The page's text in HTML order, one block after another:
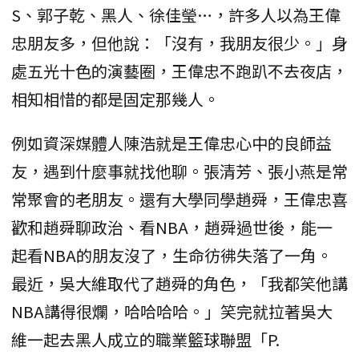
S、郭子乾、黑人、徐佳瑩…，許多人以為王偉
忠朋友多，但他說：「沒有，我朋友很少。」身
處五光十色的演藝圈，王偉忠不跑趴不去夜店，
相知相惜的都是固定那幾人。
例如資深媒體人陳浩就是王偉忠心中的良師益
友，遇到什麼事就找他聊。張清芳、張小燕是常
常聚會的老朋友。還有大學同學趙舜，王偉忠喜
歡和趙舜聊政治、看NBA，趙舜過世後，能一
起看NBA的朋友沒了，生命彷彿失落了一角。
最近，吳大維取代了趙舜的角色，「我都笑他講
NBA講得很爛，哈哈哈哈。」笑完就拉著吳大
維一起去黑人成立的職業籃球聯盟「P.